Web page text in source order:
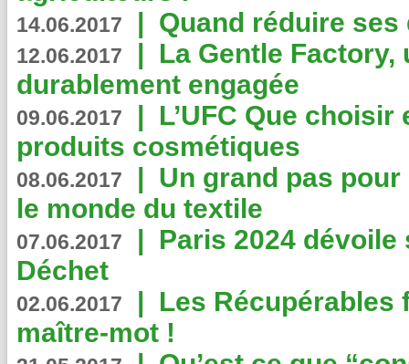
14.06.2017 | Quand réduire
12.06.2017 | La Gentle
durablement engagée
09.06.2017 | L’UFC Que
produits cosmétiques
08.06.2017 | Un grand pas
le monde du textile
07.06.2017 | Paris 2024
Déchet
02.06.2017 | Les Récupérables
maître-mot !